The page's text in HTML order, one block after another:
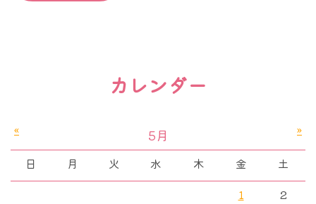
カレンダー
« 5月 »
日 月 火 水 木 金
土
1
2